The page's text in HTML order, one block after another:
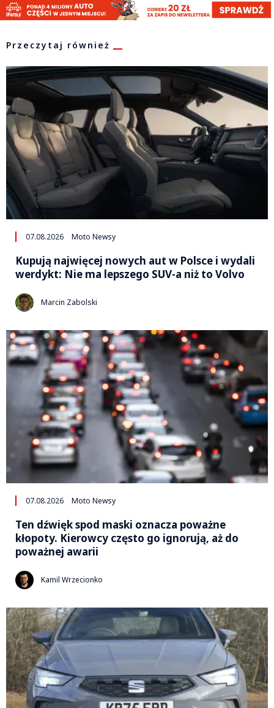
Przeczytaj również
07.08.2026 Moto Newsy
Kupują najwięcej nowych aut w Polsce i wydali
werdykt: Nie ma lepszego SUV-a niż to Volvo
Marcin Zabolski
07.08.2026 Moto Newsy
Ten dźwięk spod maski oznacza poważne
kłopoty. Kierowcy często go ignorują, aż do
poważnej awarii
Kamil Wrzecionko